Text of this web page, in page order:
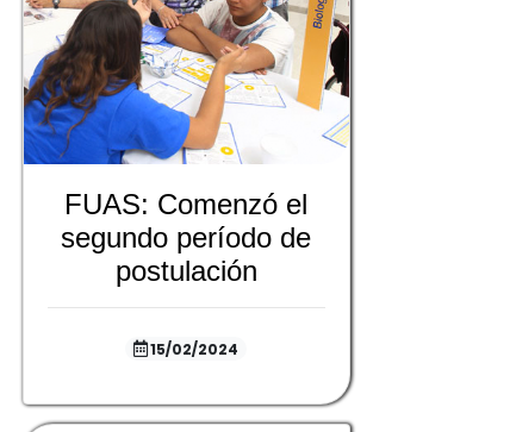
FUAS: Comenzó el
segundo período de
postulación
15/02/2024